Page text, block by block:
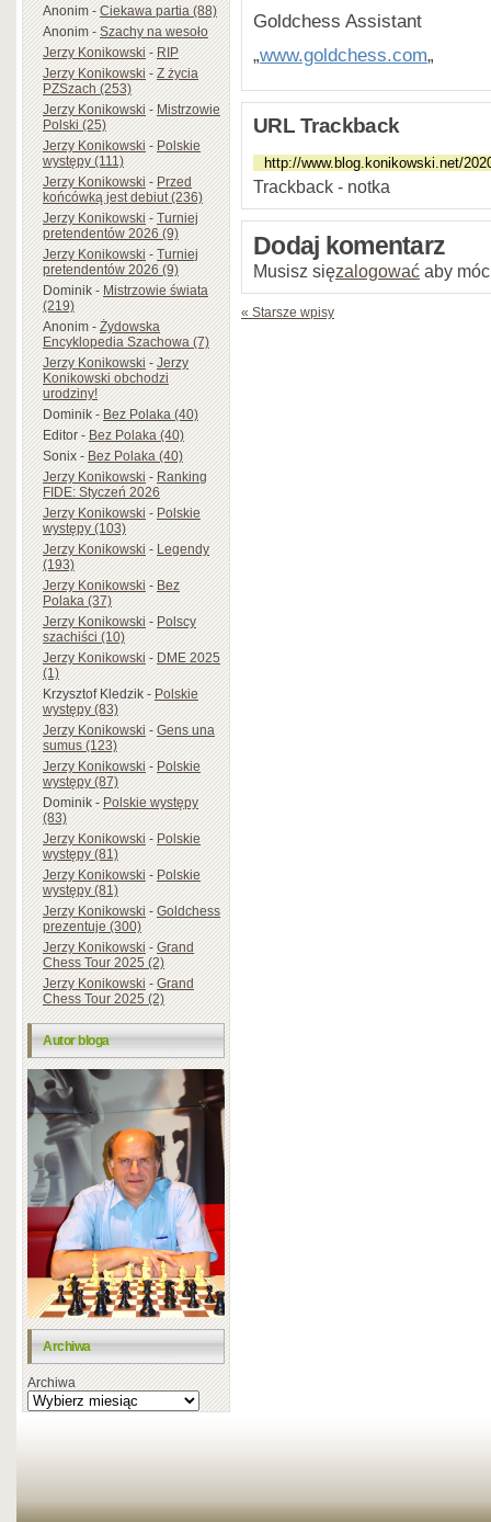
Anonim-Ciekawa partia (88)
Anonim-Szachy na wesoło
Jerzy Konikowski-RIP
Jerzy Konikowski-Z życia
PZSzach (253)
Jerzy Konikowski-Mistrzowie
Polski (25)
Jerzy Konikowski-Polskie
występy (111)
Jerzy Konikowski-Przed
końcówką jest debiut (236)
Jerzy Konikowski-Turniej
pretendentów 2026 (9)
Jerzy Konikowski-Turniej
pretendentów 2026 (9)
Dominik-Mistrzowie świata
(219)
Anonim-Żydowska
Encyklopedia Szachowa (7)
Jerzy Konikowski-Jerzy
Konikowski obchodzi
urodziny!
Dominik-Bez Polaka (40)
Editor-Bez Polaka (40)
Sonix-Bez Polaka (40)
Jerzy Konikowski-Ranking
FIDE: Styczeń 2026
Jerzy Konikowski-Polskie
występy (103)
Jerzy Konikowski-Legendy
(193)
Jerzy Konikowski-Bez
Polaka (37)
Jerzy Konikowski-Polscy
szachiści (10)
Jerzy Konikowski-DME 2025
(1)
Krzysztof Kledzik-Polskie
występy (83)
Jerzy Konikowski-Gens una
sumus (123)
Jerzy Konikowski-Polskie
występy (87)
Dominik-Polskie występy
(83)
Jerzy Konikowski-Polskie
występy (81)
Jerzy Konikowski-Polskie
występy (81)
Jerzy Konikowski-Goldchess
prezentuje (300)
Jerzy Konikowski-Grand
Chess Tour 2025 (2)
Jerzy Konikowski-Grand
Chess Tour 2025 (2)
Autor bloga
Archiwa
Archiwa
Goldchess Assistant
„www.goldchess.com„
URL Trackback
Trackback - notka
Dodaj komentarz
Musisz sięzalogować aby
« Starsze wpisy